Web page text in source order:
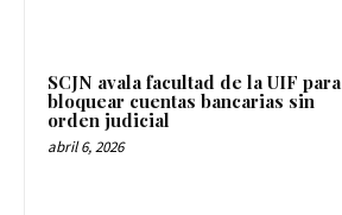
SCJN avala facultad de la UIF para
bloquear cuentas bancarias sin
orden judicial
abril 6, 2026